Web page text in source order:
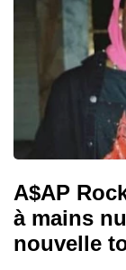
A$AP
à mains
nouvelle